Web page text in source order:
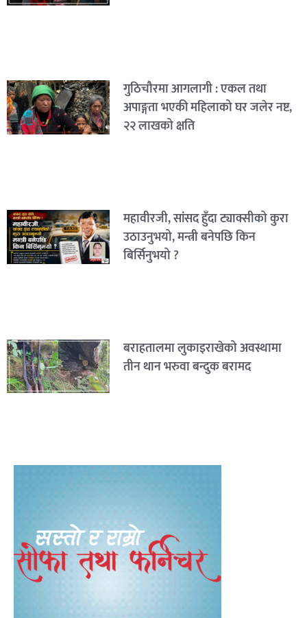
गुठिचौरमा आगलागी : एकल तथा
अपाङ्गता भएकी महिलाको घर जलेर नष्ट,
२२ लाखको क्षति
महावीरजी, सांसद हुँदा ट्याक्सीको कुरा
उठाउनुभयो, मन्त्री बनेपछि किन
बिर्सिनुभयो ?
बराहतालमा लुकाइराखेको अवस्थामा
तीन थान भरुवा बन्दुक बरामद